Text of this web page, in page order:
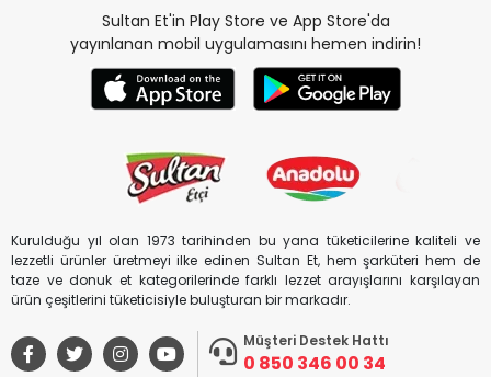
Sultan Et'in Play Store ve App Store'da
yayınlanan mobil uygulamasını hemen indirin!
Kurulduğu yıl olan 1973 tarihinden bu yana tüketicilerine kaliteli ve
lezzetli ürünler üretmeyi ilke edinen Sultan Et, hem şarküteri hem de
taze ve donuk et kategorilerinde farklı lezzet arayışlarını karşılayan
ürün çeşitlerini tüketicisiyle buluşturan bir markadır.
Müşteri Destek Hattı
0 850 346 00 34